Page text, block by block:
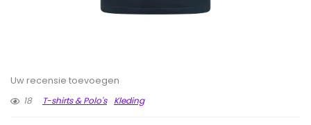
Uw recensie toevoegen
18
T-shirts & Polo's Kleding